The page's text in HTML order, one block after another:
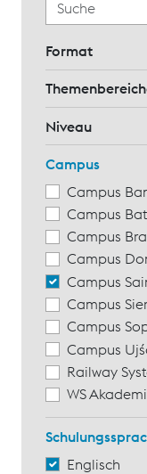
Format
Niveau
Campus
Campus
Campus
Campus
Campus
Campus
Campus
Campus
Campus
Railway
WS
Englisch